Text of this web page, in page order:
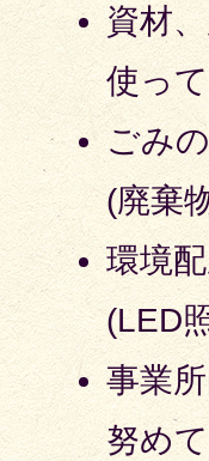
資材
使っ
ごみ
(廃棄
環境
(LED
事業
努め